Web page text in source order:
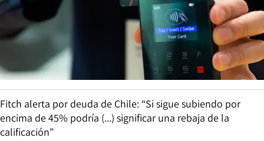
Fitch alerta por deuda de Chile: “Si sigue subiendo por
encima de 45% podría (...) significar una rebaja de la
calificación”